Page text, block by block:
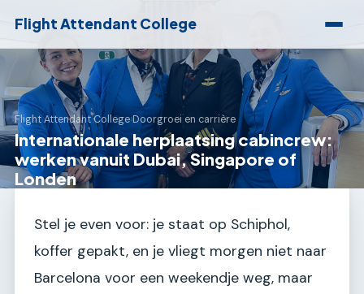
Flight Attendant College
Flight Attendant College›Doorgroei en carrière
Internationale herplaatsing cabincrew:
werken vanuit Dubai, Singapore of
Londen
Stel je even voor: je staat op Schiphol,
koffer gepakt, en je vliegt morgen niet naar
Barcelona voor een weekendje weg, maar